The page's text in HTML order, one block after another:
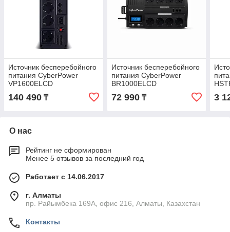
Источник бесперебойного
питания CyberPower
VP1600ELCD
140 490 ₸
Источник бесперебойного
питания CyberPower
BR1000ELCD
72 990₸ 3
О нас
Рейтинг не сформирован
Менее 5 отзывов за последний год
Работает с 14.06.2017
г. Алматы
пр. Райымбека 169А, офис 216, Алматы, Казахстан
Контакты